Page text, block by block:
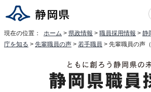
現在の位置： ホーム > 県政情報 > 職員採用情報 > 静
庁を知る > 先輩職員の声 > 若手職員 > 先輩職員の声